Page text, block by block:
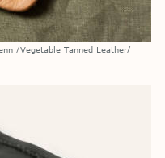
/Vegetable Tanned Leather/